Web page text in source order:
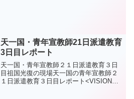
天一国・青年宣教師21日派遣教育
3日目レポート
天一国・青年宣教師２１日派遣教育３日
目祖国光復の現場天一国の青年宣教師２
１日派遣教育３日目レポート<VISION２